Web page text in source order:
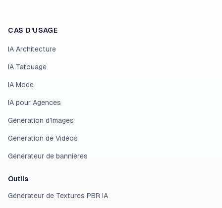
CAS D'USAGE
IA Architecture
IA Tatouage
IA Mode
IA pour Agences
Génération d'Images
Génération de Vidéos
Générateur de bannières
Outils
Générateur de Textures PBR IA